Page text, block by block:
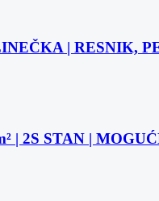
| RESNIK,
| 2S STAN |